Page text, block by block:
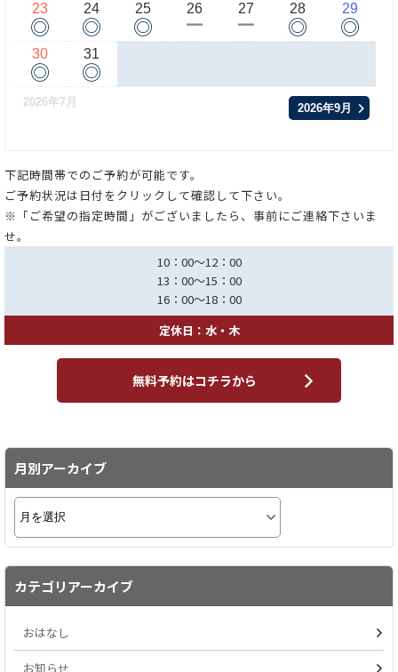
23
◎
24
◎
25
◎
26
ー
27
ー
28
◎
29
◎
30
◎
31
◎
2026年7月 2026年9月
下記時間帯でのご予約が可能です。
ご予約状況は日付をクリックして確認して下さい。
※「ご希望の指定時間」がございましたら、事前にご連絡下さいま
せ。
10：00～12：00
13：00～15：00
16：00～18：00
定休日：水・木
無料予約はコチラから
月別アーカイブ
カテゴリアーカイブ
おはなし
お知らせ